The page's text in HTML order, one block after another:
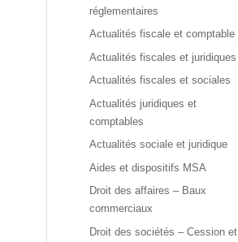
réglementaires
Actualités fiscale et comptable
Actualités fiscales et juridiques
Actualités fiscales et sociales
Actualités juridiques et
comptables
Actualités sociale et juridique
Aides et dispositifs MSA
Droit des affaires – Baux
commerciaux
Droit des sociétés – Cession et